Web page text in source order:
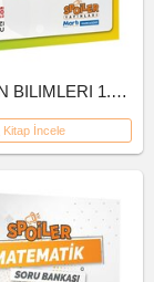
8.SINIF FEN BILIMLERI 1.DONEM 10'LU BRANS DENEME
Kitap İncele